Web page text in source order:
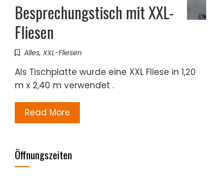
Besprechungstisch mit XXL-
Fliesen
Alles, XXL-Fliesen
Als Tischplatte wurde eine XXL Fliese in 1,20
m x 2,40 m verwendet .
Read More
Öffnungszeiten